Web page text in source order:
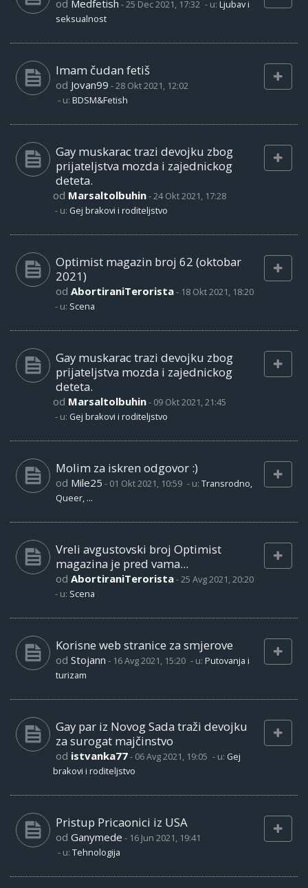
od Medfetish -25 Dec 2021, 17:32 - u: Ljubav i
seksualnost
Imam čudan fetiš
od Jovan99 -28 Okt 2021, 12:02
- u: BDSM&Fetish
Gay muskarac trazi devojku zbog
prijateljstva mozda i zajednickog
deteta.
od Marsaltolbuhin-24 Okt 2021, 17:28
- u: Gej brakovi i roditeljstvo
Optimist magazin broj 62 (oktobar
2021)
od AbortiraniTerorista- 18 Okt 2021, 18:20
- u: Scena
Gay muskarac trazi devojku zbog
prijateljstva mozda i zajednickog
deteta.
od Marsaltolbuhin- 09 Okt 2021, 21:45
- u: Gej brakovi i roditeljstvo
Molim za iskren odgovor :)
od Mile25 - 01 Okt 2021, 10:59 - u: Transrodno,
Queer, ...
Vreli avgustovski broj Optimist
magazina je pred vama...
od AbortiraniTerorista-25 Avg 2021, 20:20
- u: Scena
Korisne web stranice za smjerove
od Stojann - 16 Avg 2021, 15:20 - u: Putovanja i
turizam
Gay par iz Novog Sada traži devojku
za surogat majčinstvo
od istvanka77- 06 Avg 2021, 19:05 - u: Gej
brakovi i roditeljstvo
Pristup Pricaonici iz USA
od Ganymede - 16 Jun 2021, 19:41
- u: Tehnologija